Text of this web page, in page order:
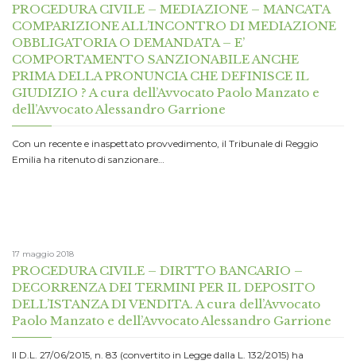
PROCEDURA CIVILE – MEDIAZIONE – MANCATA
COMPARIZIONE ALL’INCONTRO DI MEDIAZIONE
OBBLIGATORIA O DEMANDATA – E’
COMPORTAMENTO SANZIONABILE ANCHE
PRIMA DELLA PRONUNCIA CHE DEFINISCE IL
GIUDIZIO ? A cura dell’Avvocato Paolo Manzato e
dell’Avvocato Alessandro Garrione
Con un recente e inaspettato provvedimento, il Tribunale di Reggio
Emilia ha ritenuto di sanzionare…
17 maggio 2018
PROCEDURA CIVILE – DIRTTO BANCARIO –
DECORRENZA DEI TERMINI PER IL DEPOSITO
DELL’ISTANZA DI VENDITA. A cura dell’Avvocato
Paolo Manzato e dell’Avvocato Alessandro Garrione
Il D.L. 27/06/2015, n. 83 (convertito in Legge dalla L. 132/2015) ha